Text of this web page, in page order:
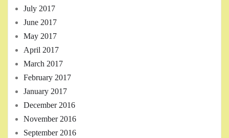
July 2017
June 2017
May 2017
April 2017
March 2017
February 2017
January 2017
December 2016
November 2016
September 2016